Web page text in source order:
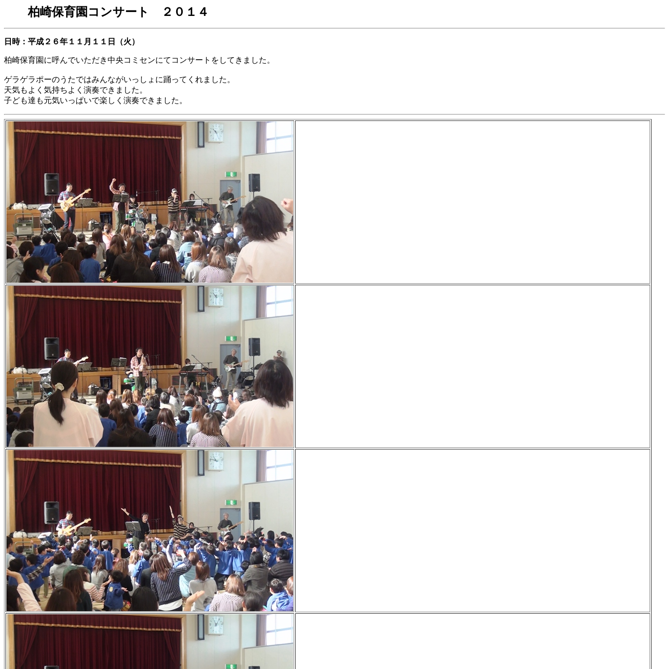
柏崎保育園コンサート ２０１４
日時：平成２６年１１月１１日（火）
柏崎保育園に呼んでいただき中央コミセンにてコンサートをしてきました。
ゲラゲラポーのうたではみんながいっしょに踊ってくれました。
天気もよく気持ちよく演奏できました。
子ども達も元気いっぱいで楽しく演奏できました。